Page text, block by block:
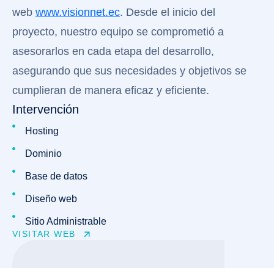
web www.visionnet.ec. Desde el inicio del
proyecto, nuestro equipo se comprometió a
asesorarlos en cada etapa del desarrollo,
asegurando que sus necesidades y objetivos se
cumplieran de manera eficaz y eficiente.
Intervención
Hosting
Dominio
Base de datos
Diseño web
Sitio Administrable
VISITAR WEB